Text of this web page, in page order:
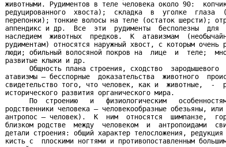
животными. Рудиментов в теле человека около 90:
редуцированного  хвоста);  складка  в  уголке  глаза
перепонки); тонкие волосы на теле (остаток шерсти);
аппендикс и др.  Все  эти  рудименты  бесполезны  для
наследием  животных  предков.  К  атавизмам
рудиментам) относятся наружный хвост, с которым
люди; обильный волосяной покров на  лице  и  теле;
развитые клыки и др.
Общность плана строения, сходство  зародышевого
атавизмы – бесспорные  доказательства  животного
свидетельство того, что человек, как и  животные,  -
исторического развития органического мира.
По  строению   и   физиологическим
родственники человека – человекообразные обезьяны,
антропос – человек).  К  ним  относятся  шимпанзе,
близком родстве  между  человеком  и  антропоидами
детали строения: общий характер телосложения,
кисть с  плоскими ногтями и противопоставленным